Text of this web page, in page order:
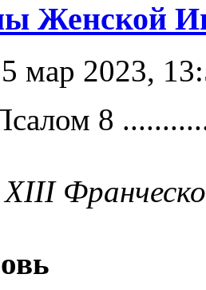
Женской
мар 2023,
8
ХIII